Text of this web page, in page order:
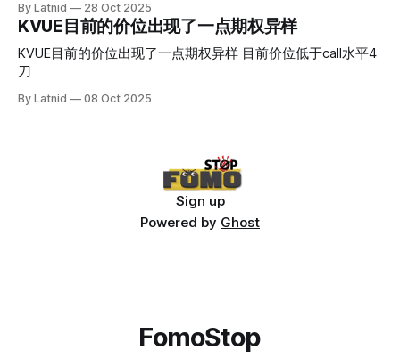
By Latnid 28 Oct 2025
KVUE目前的价位出现了一点期权异样
KVUE目前的价位出现了一点期权异样 目前价位低于call水平4
刀
By Latnid 08 Oct 2025
Sign up
Powered by Ghost
FomoStop